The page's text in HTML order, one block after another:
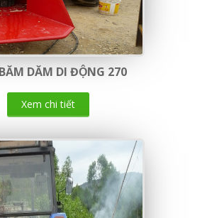
DĂM DI ĐỘNG 270
Xem chi tiết